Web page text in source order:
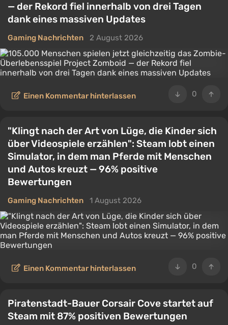
— der Rekord fiel innerhalb von drei Tagen
dank eines massiven Updates
Gaming Nachrichten 2 August 2026
0
Einen Kommentar hinterlassen
"Klingt nach der Art von Lüge, die Kinder sich
über Videospiele erzählen": Steam lobt einen
Simulator, in dem man Pferde mit Menschen
und Autos kreuzt — 96% positive
Bewertungen
Gaming Nachrichten 1 August 2026
0
Einen Kommentar hinterlassen
Piratenstadt-Bauer Corsair Cove startet auf
Steam mit 87% positiven Bewertungen